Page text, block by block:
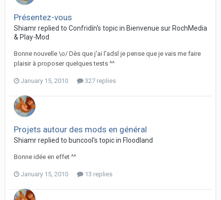
Présentez-vous
Shiamr replied to Confridín's topic in Bienvenue sur RochMedia
& Play-Mod
Bonne nouvelle \o/ Dès que j'ai l'adsl je pense que je vais me faire
plaisir à proposer quelques tests ^^
January 15, 2010 327 replies
Projets autour des mods en général
Shiamr replied to buncool's topic in Floodland
Bonne idée en effet ^^
January 15, 2010 13 replies